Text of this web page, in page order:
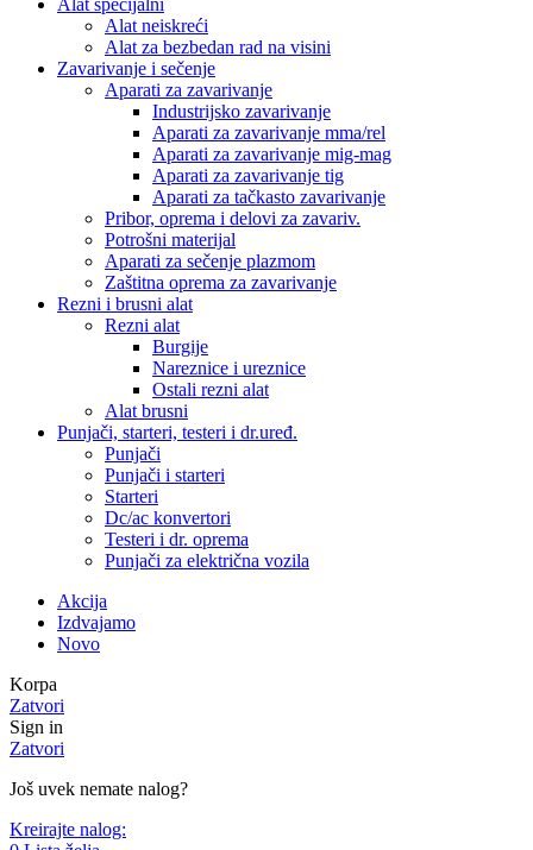
Alat specijalni
Alat neiskreći
Alat za bezbedan rad na visini
Zavarivanje i sečenje
Aparati za zavarivanje
Industrijsko zavarivanje
Aparati za zavarivanje mma/rel
Aparati za zavarivanje mig-mag
Aparati za zavarivanje tig
Aparati za tačkasto zavarivanje
Pribor, oprema i delovi za zavariv.
Potrošni materijal
Aparati za sečenje plazmom
Zaštitna oprema za zavarivanje
Rezni i brusni alat
Rezni alat
Burgije
Nareznice i ureznice
Ostali rezni alat
Alat brusni
Punjači, starteri, testeri i dr.uređ.
Punjači
Punjači i starteri
Starteri
Dc/ac konvertori
Testeri i dr. oprema
Punjači za električna vozila
Akcija
Izdvajamo
Novo
Korpa
Zatvori
Sign in
Zatvori
Još uvek nemate nalog?
Kreirajte nalog: